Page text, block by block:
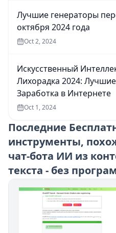
Лучшие генераторы
октября 2024 года
Oct 2, 2024
Искусственный
Лихорадка 2024:
Заработка в Интернете
Oct 1, 2024
Последние
инструменты,
чат-бота ИИ из
текста - без